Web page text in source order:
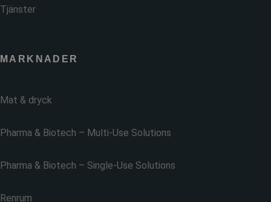
Tjänster
MARKNADER
Mat & dryck
Pharma & Biotech – Multi-Use Solutions
Pharma & Biotech – Single-Use Solutions
Renrum